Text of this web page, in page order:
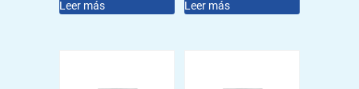
Leer más Leer más